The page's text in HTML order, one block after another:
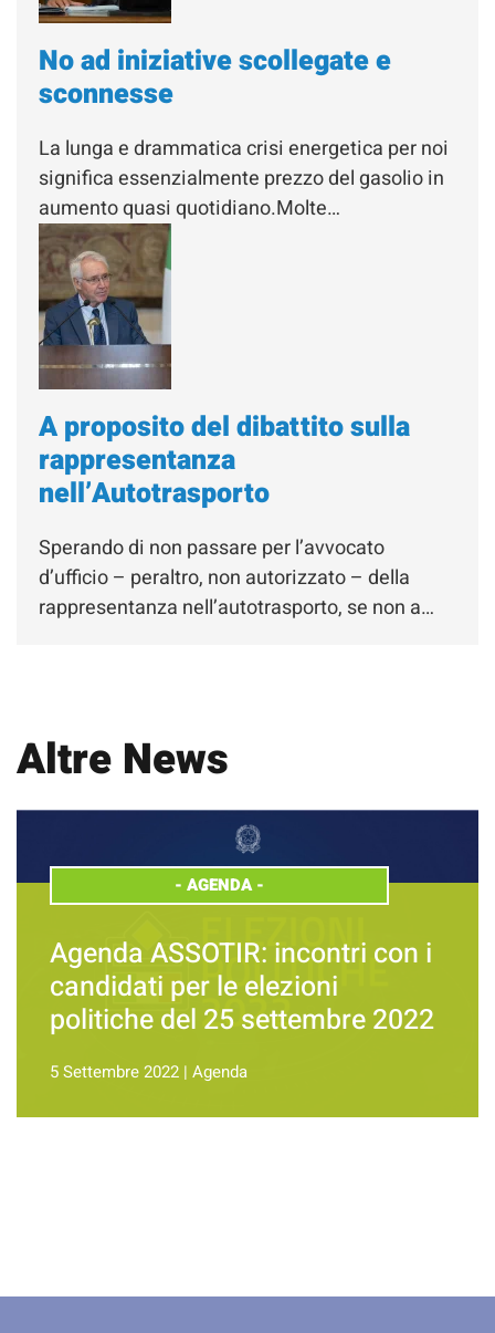
No ad iniziative scollegate e
sconnesse
La lunga e drammatica crisi energetica per noi
significa essenzialmente prezzo del gasolio in
aumento quasi quotidiano.Molte…
A proposito del dibattito sulla
rappresentanza
nell’Autotrasporto
Sperando di non passare per l’avvocato
d’ufficio – peraltro, non autorizzato – della
rappresentanza nell’autotrasporto, se non a…
Altre News
- AGENDA-
Agenda ASSOTIR: incontri con i
candidati per le elezioni
politiche del 25 settembre 2022
5 Settembre 2022 | Agenda